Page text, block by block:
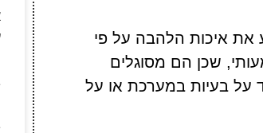
את איכות הלהבה על פי
שכן הם מסוגלים
על בעיות במערכת או על